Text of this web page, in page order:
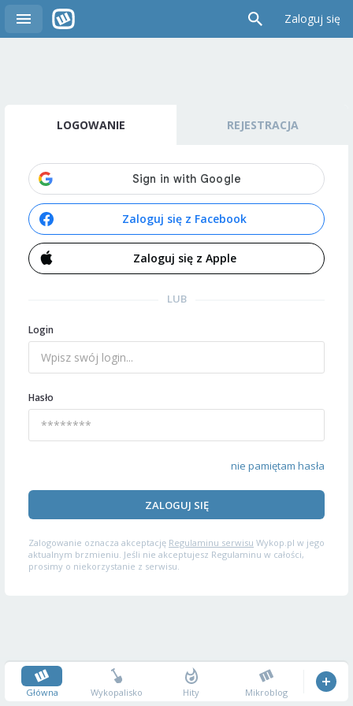
Zaloguj się
LOGOWANIE REJESTRACJA
Zaloguj się z Facebook
Zaloguj się z Apple
LUB
Login
Hasło
nie pamiętam hasła
ZALOGUJ SIĘ
Zalogowanie oznacza akceptację Regulaminu serwisu Wykop.pl w jego
aktualnym brzmieniu. Jeśli nie akceptujesz Regulaminu w całości,
prosimy o niekorzystanie z serwisu.
Główna Wykopalisko Hity Mikroblog